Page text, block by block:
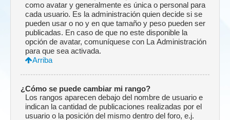
como avatar y generalmente es única o personal para
cada usuario. Es la administración quien decide si se
pueden usar o no y en que tamaño y peso pueden ser
publicadas. En caso de que no este disponible la
opción de avatar, comuníquese con La Administración
para que sea activada.
Arriba
¿Cómo se puede cambiar mi rango?
Los rangos aparecen debajo del nombre de usuario e
indican la cantidad de publicaciones realizadas por el
usuario o la posición del mismo dentro del foro, e.j.